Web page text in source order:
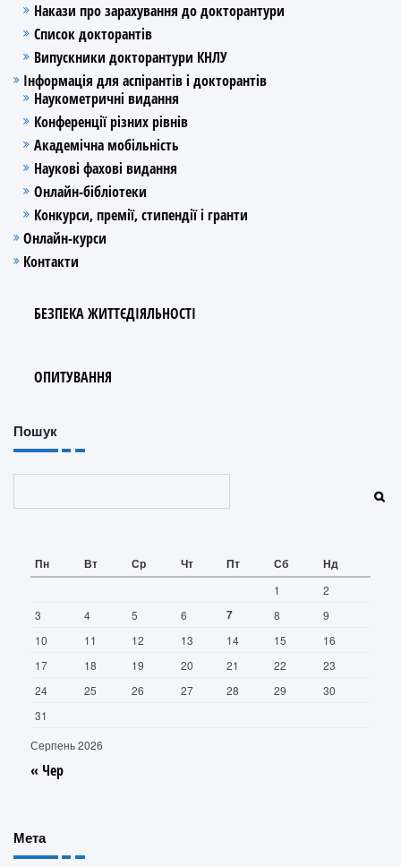
Накази про зарахування до докторантури
Список докторантів
Випускники докторантури КНЛУ
Інформація для аспірантів і докторантів
Наукометричні видання
Конференції різних рівнів
Академічна мобільність
Наукові фахові видання
Онлайн-бібліотеки
Конкурси, премії, стипендії і гранти
Онлайн-курси
Контакти
БЕЗПЕКА ЖИТТЄДІЯЛЬНОСТІ
ОПИТУВАННЯ
Пошук
Серпень 2026
Пн Вт Ср Чт Пт Сб Нд
1
2
3
4 5 6 7 8
9
10
11 12 13 14 15
16
17
18 19 20 21 22
23
24
25 26 27 28 29
30
31
« Чер
Мета